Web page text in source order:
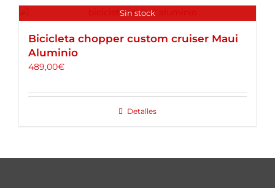
BLOG
CONTACTO
Sin stock
Bicicleta chopper custom cruiser Maui
Aluminio
489,00€
Detalles